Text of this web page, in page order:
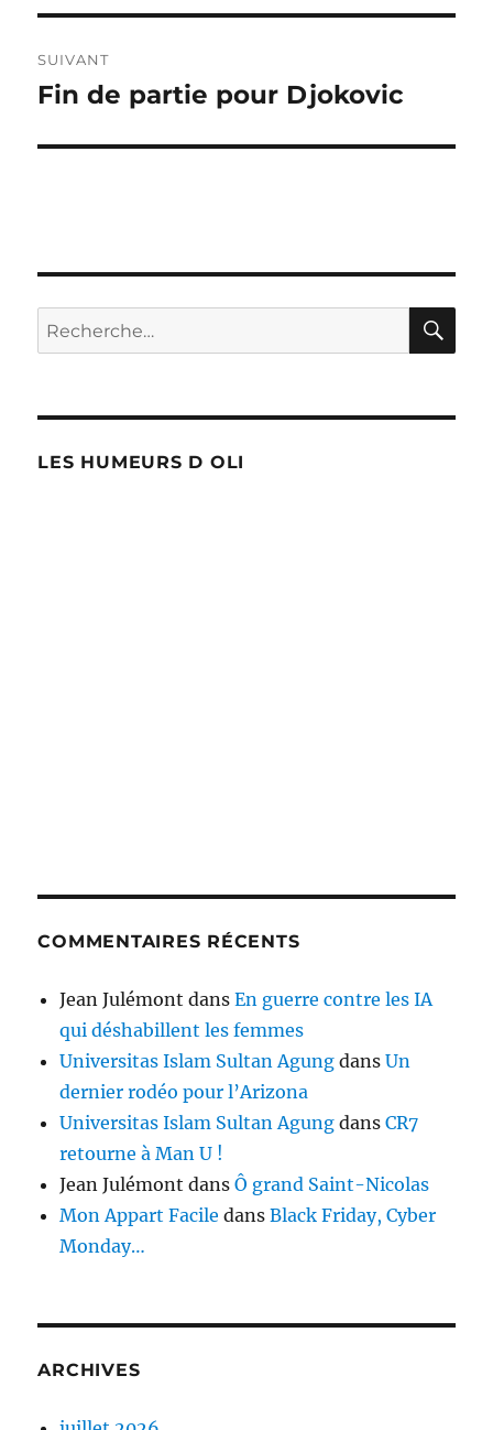
SUIVANT
Publication
Fin de partie pour Djokovic
Recherche
pour :
LES HUMEURS D OLI
COMMENTAIRES RÉCENTS
Jean Julémont dansEn guerre contre les IA
qui déshabillent les femmes
Universitas Islam Sultan Agung dansUn
dernier rodéo pour l’Arizona
Universitas Islam Sultan Agung dansCR7
retourne à Man U !
Jean Julémont dansÔ grand Saint-Nicolas
Mon Appart Facile dansBlack Friday, Cyber
Monday…
ARCHIVES